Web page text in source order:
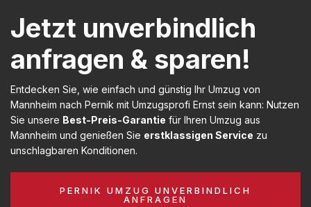
Jetzt unverbindlich
anfragen & sparen!
Entdecken Sie, wie einfach und günstig Ihr Umzug von
Mannheim nach Pernik mit Umzugsprofi Ernst sein kann: Nutzen
Sie unsere Best-Preis-Garantie für Ihren Umzug aus
Mannheim und genießen Sie erstklassigen Service zu
unschlagbaren Konditionen.
PERNIK UMZUG UNVERBINDLICH
ANFRAGEN